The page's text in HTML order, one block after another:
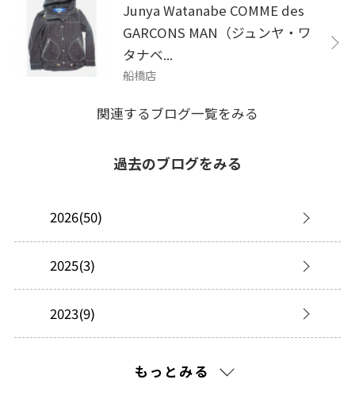
Junya Watanabe COMME des
GARCONS MAN（ジュンヤ・ワ
タナベ...
船橋店
関連するブログ一覧をみる
過去のブログをみる
2026(50)
2025(3)
2023(9)
もっとみる